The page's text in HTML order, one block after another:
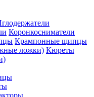
Коронкосниматели
Крампонные щипцы
Кюреты